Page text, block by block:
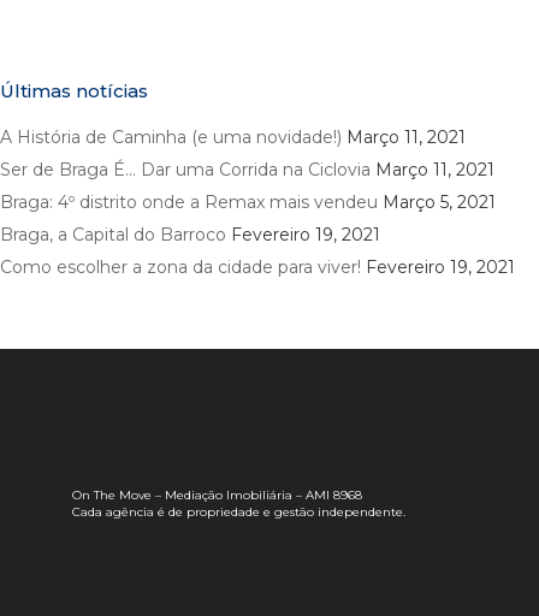
Últimas notícias
A História de Caminha (e uma novidade!) Março 11, 2021
Ser de Braga É… Dar uma Corrida na Ciclovia Março 11, 2021
Braga: 4º distrito onde a Remax mais vendeu Março 5, 2021
Braga, a Capital do Barroco Fevereiro 19, 2021
Como escolher a zona da cidade para viver! Fevereiro 19, 2021
On The Move – Mediação Imobiliária – AMI 8968
Cada agência é de propriedade e gestão independente.